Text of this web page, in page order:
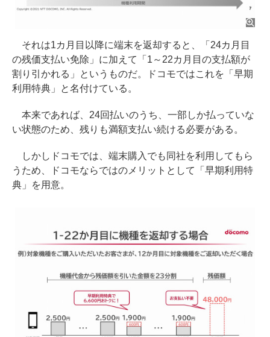
それは1カ月目以降に端末を返却すると、「24カ月目
の残価支払い免除」に加えて「1～22カ月目の支払額が
割り引かれる」というものだ。ドコモではこれを「早期
利用特典」と名付けている。
本来であれば、24回払いのうち、一部しか払っていな
い状態のため、残りも満額支払い続ける必要がある。
しかしドコモでは、端末購入でも同社を利用してもら
うため、ドコモならではのメリットとして「早期利用特
典」を用意。